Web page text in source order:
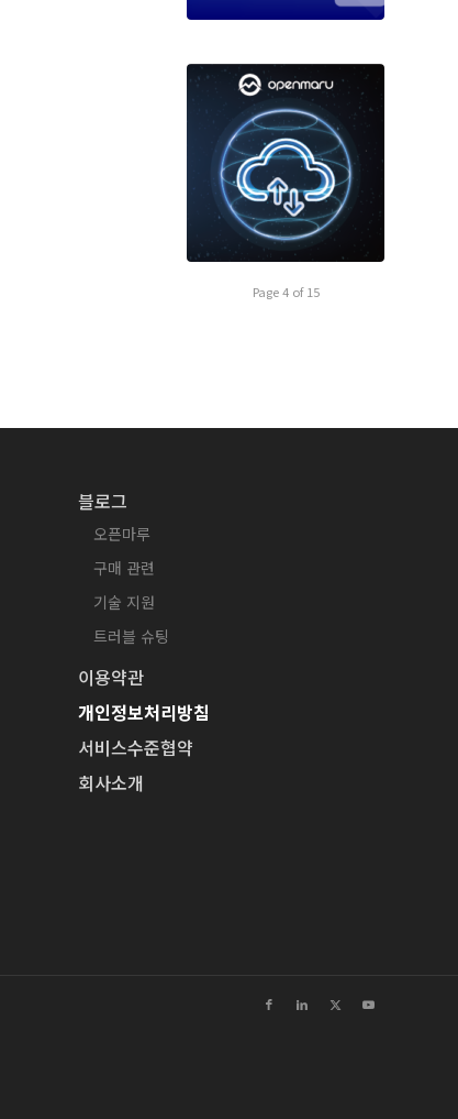
Page 4 of 15
블로그
오픈마루
구매 관련
기술 지원
트러블 슈팅
이용약관
개인정보처리방침
서비스수준협약
회사소개